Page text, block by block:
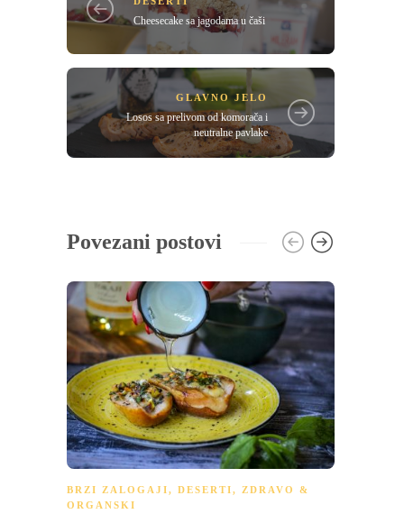
Cheesecake sa jagodama u čaši
GLAVNO JELO
Losos sa prelivom od komorača i
neutralne pavlake
Povezani postovi
BRZI ZALOGAJI, DESERTI, ZDRAVO &
ORGANSKI